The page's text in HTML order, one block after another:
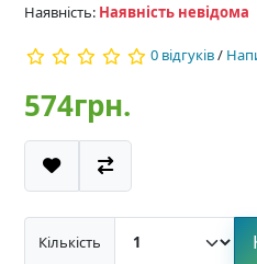
Наявність: Наявність невідома
0 відгуків/
574грн.
Кількість